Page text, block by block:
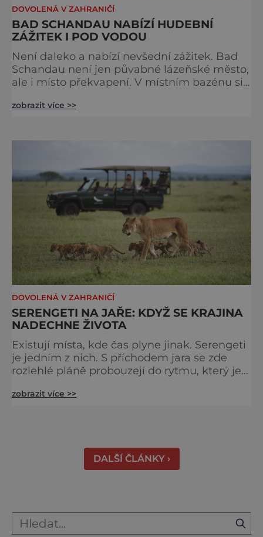
DOVOLENÁ V ZAHRANIČÍ
BAD SCHANDAU NABÍZÍ HUDEBNÍ
ZÁŽITEK I POD VODOU
Není daleko a nabízí nevšední zážitek. Bad
Schandau není jen půvabné lázeňské město,
ale i místo překvapení. V místním bazénu si
vodě. Nádherně osvěžující místo leží jen 8
zobrazit více >>
DOVOLENÁ V ZAHRANIČÍ
SERENGETI NA JAŘE: KDYŽ SE KRAJINA
NADECHNE ŽIVOTA
Existují místa, kde čas plyne jinak. Serengeti
je jedním z nich. S příchodem jara se zde
rozlehlé pláně probouzejí do rytmu, který je
tráva svěží a horizont nekonečný. A právě v
shromažďují statisíce zvířat. Více než 1,5
milionu pakoňů, dop
zobrazit více >>
DALŠÍ ČLÁNKY ›